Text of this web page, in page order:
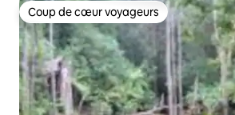
Coup de cœur voyageurs
Coup de cœur voyageurs